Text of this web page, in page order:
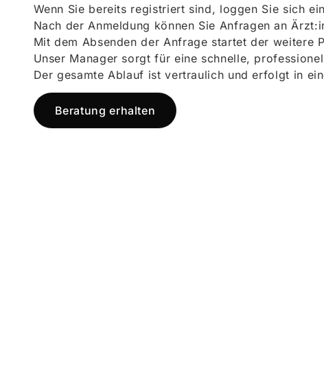
Wenn Sie bereits registriert sind, loggen Sie sich
Nach der Anmeldung können Sie Anfragen an
Mit dem Absenden der Anfrage startet der weitere
Unser Manager sorgt für eine schnelle,
Der gesamte Ablauf ist vertraulich und erfolgt in
Beratung erhalten